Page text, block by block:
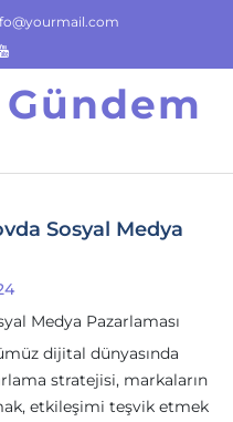
Sosyal Medya
Medya Pazarlaması
dijital dünyasında
stratejisi, markaların
etkileşimi teşvik etmek